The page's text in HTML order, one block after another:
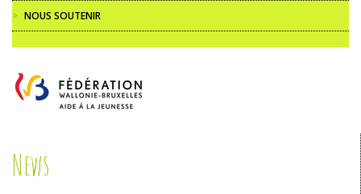
> NOUS SOUTENIR
News